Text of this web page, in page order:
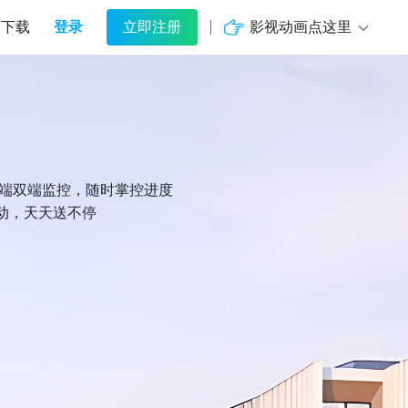
下载 登录 立即注册 影视动画点这里
双端监控，随时掌控进度
，天天送不停